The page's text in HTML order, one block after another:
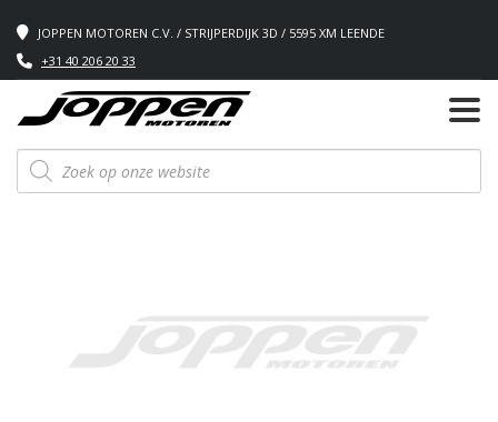
JOPPEN MOTOREN C.V. / STRIJPERDIJK 3D / 5595 XM LEENDE
+31 40 206 20 33
Producten
zoeken